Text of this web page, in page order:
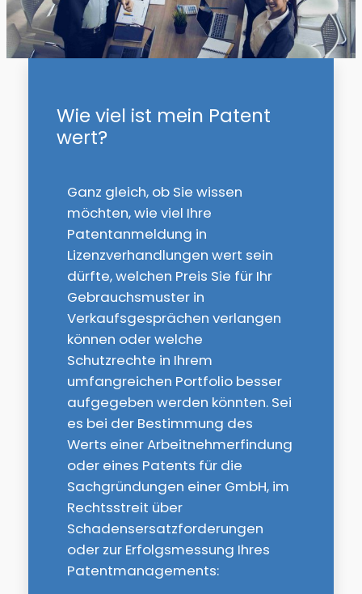
Wie viel ist mein Patent
wert?
Ganz gleich, ob Sie wissen
möchten, wie viel Ihre
Patentanmeldung in
Lizenzverhandlungen wert sein
dürfte, welchen Preis Sie für Ihr
Gebrauchsmuster in
Verkaufsgesprächen verlangen
können oder welche
Schutzrechte in Ihrem
umfangreichen Portfolio besser
aufgegeben werden könnten. Sei
es bei der Bestimmung des
Werts einer Arbeitnehmerfindung
oder eines Patents für die
Sachgründungen einer GmbH, im
Rechtsstreit über
Schadensersatzforderungen
oder zur Erfolgsmessung Ihres
Patentmanagements: